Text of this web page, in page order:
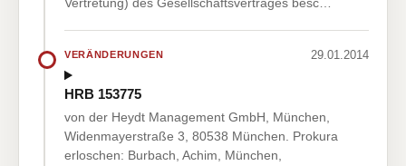
VERÄNDERUNGEN 29.01.2014
HRB 153775
von der Heydt Management GmbH, München,
Widenmayerstraße 3, 80538 München. Prokura
erloschen: Burbach, Achim, München,